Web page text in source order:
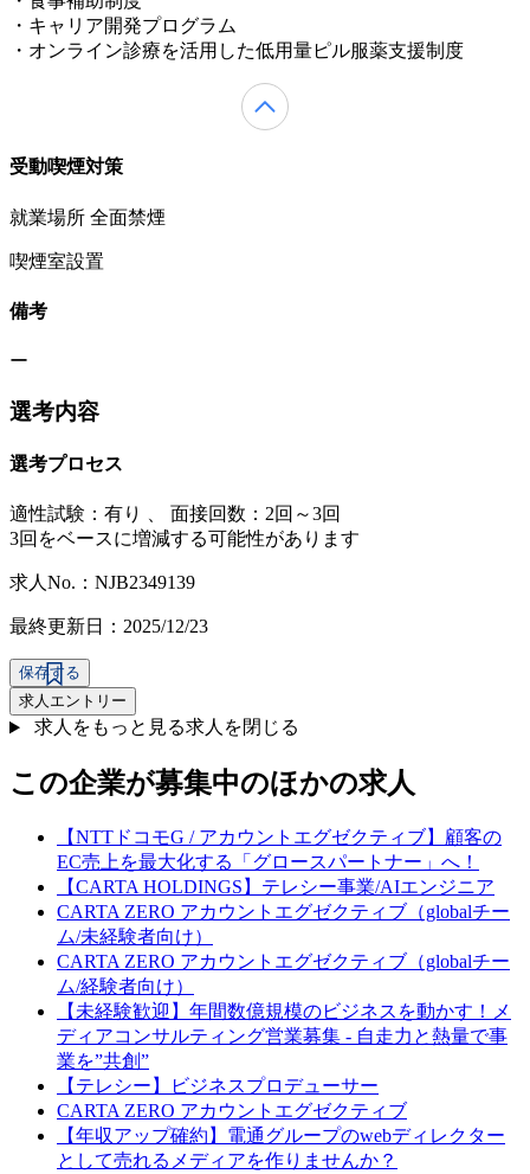
・キャリア開発プログラム
・オンライン診療を活用した低用量ピル服薬支援制度
受動喫煙対策
就業場所 全面禁煙
喫煙室設置
備考
ー
選考内容
選考プロセス
適性試験： 有り 、
面接回数：2回～3回
3回をベースに増減する可能性があります
求人No.：NJB2349139
最終更新日：2025/12/23
保存する
求人エントリー
求人をもっと見る求人を閉じる
この企業が募集中のほかの求人
【NTTドコモG / アカウントエグゼクティブ】顧客の
EC売上を最大化する「グロースパートナー」へ！
【CARTA HOLDINGS】テレシー事業/AIエンジニア
CARTA ZERO アカウントエグゼクティブ（globalチー
ム/未経験者向け）
CARTA ZERO アカウントエグゼクティブ（globalチー
ム/経験者向け）
【未経験歓迎】年間数億規模のビジネスを動かす！メ
ディアコンサルティング営業募集 - 自走力と熱量で事
業を”共創”
【テレシー】ビジネスプロデューサー
CARTA ZERO アカウントエグゼクティブ
【年収アップ確約】電通グループのwebディレクター
として売れるメディアを作りませんか？